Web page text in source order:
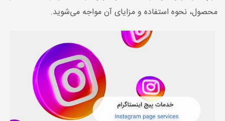
محصول، نحوه استفاده و مزایای آن مواجه می‌شوید.